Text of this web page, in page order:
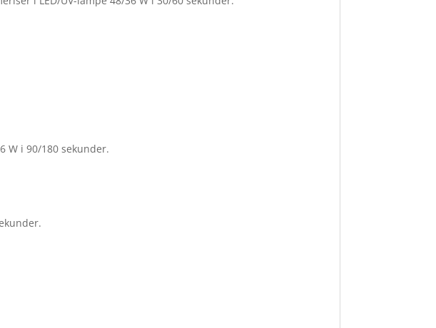
W i 90/180 sekunder.